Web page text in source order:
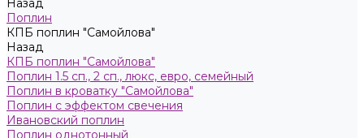
Назад
Поплин
КПБ поплин "Самойлова"
Назад
КПБ поплин "Самойлова"
Поплин 1.5 сп., 2 сп., люкс, евро, семейный
Поплин в кроватку "Самойлова"
Поплин с эффектом свечения
Ивановский поплин
Поплин однотонный